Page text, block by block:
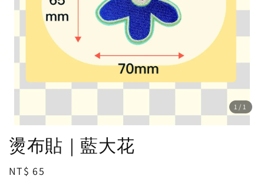
1 /1
燙布貼｜藍大花
Regular
NT$ 65